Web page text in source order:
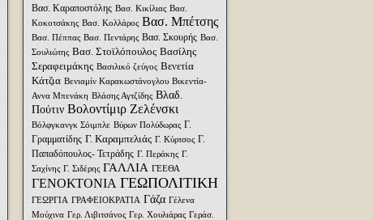
Βασ. Καραποστόλης Βασ. Κικίλιας Βασ.
Κοκοτσάκης Βασ. Κολλάρος Βασ. Μπέτσης
Βασ. Πέππας Βασ. Πεντάρης Βασ. Σκουρής Βασ.
Σουλιώτης Βασ. Στοϊλόπουλος Βασίλης
Σεραφειμάκης Βασιλικό ζεύγος Βενετία
Κάτζια Βενιαμίν Καρακωστάνογλου Βικεντία-
Αννα Μπενάκη Βλάσης Αγτζίδης Βλαδ.
Πούτιν Βολοντίμιρ Ζελένσκι
Βόλφγκανγκ Σόιμπλε Βύρων Πολύδωρας Γ.
Γραμματίδης Γ. Καραμπελιάς Γ. Κύρτσος Γ.
Παπαδόπουλος- Τετράδης Γ. Περάκης Γ.
Σαχίνης Γ. Σιδέρης ΓΑΛΛΙΑ ΓΕΕΘΑ
ΓΕΝΟΚΤΟΝΙΑ ΓΕΩΠΟΛΙΤΙΚΗ
ΓΕΩΡΓΙΑ ΓΡΑΦΕΙΟΚΡΑΤΙΑ Γάζα Γέλενα
Μούχινα Γερ. Λιβιτσάνος Γερ. Χουλιάρας Γεράσ.